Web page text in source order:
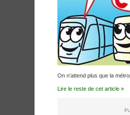
On n’attend plus que la
Lire le reste de cet article »